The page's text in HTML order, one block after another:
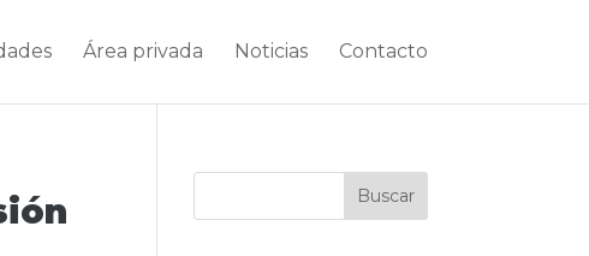
Área privada Noticias Contacto
Buscar